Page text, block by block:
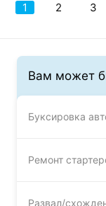
1 2 3
Вам может
Буксировка
Ремонт
Развал/